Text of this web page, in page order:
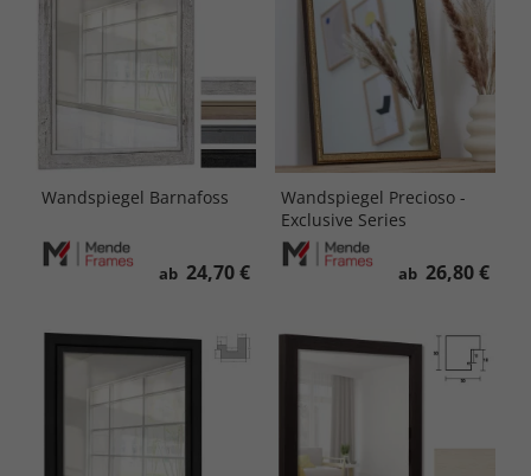
Wandspiegel Barnafoss
ab 24,70 €
Wandspiegel Precioso -
Exclusive Series
ab 26,80 €